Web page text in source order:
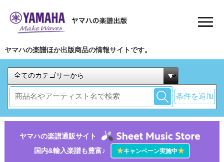
ヤマハの楽譜ほか出版商品の情報サイトです。
条件を追加
ヤマハの楽譜通販サイト
国内&輸入楽譜も豊富♪
★キャンペーン実施中★